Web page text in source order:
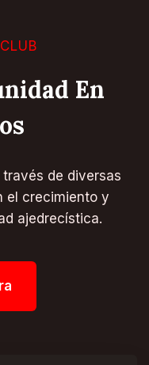
En
de diversas
el crecimiento y
ajedrecística.